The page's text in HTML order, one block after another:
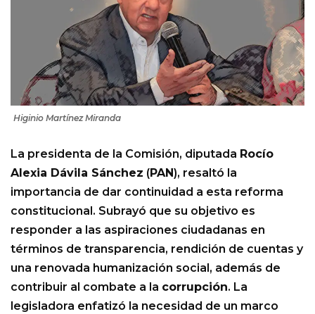
Higinio Martínez Miranda
La presidenta de la Comisión, diputada Rocío
Alexia Dávila Sánchez (PAN), resaltó la
importancia de dar continuidad a esta reforma
constitucional. Subrayó que su objetivo es
responder a las aspiraciones ciudadanas en
términos de transparencia, rendición de cuentas y
una renovada humanización social, además de
contribuir al combate a la corrupción. La
legisladora enfatizó la necesidad de un marco